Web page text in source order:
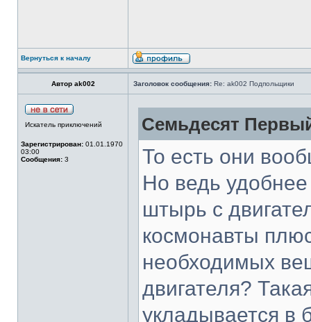
Вернуться к началу
Автор ak002 Заголовок сообщения: Re: ak002 Подпольщики
Искатель приключений
Зарегистрирован: 01.01.1970
03:00
Сообщения: 3
Семьдесят
То есть они
Но ведь
штырь с
космонавты
необходимых
двигателя?
укладывается в